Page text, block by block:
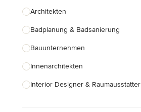
Architekten
Badplanung & Badsanierung
Bauunternehmen
Innenarchitekten
Interior Designer & Raumausstatter